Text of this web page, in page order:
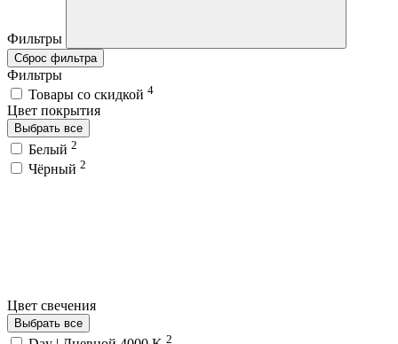
Фильтры
Сброс фильтра
Фильтры
Товары со скидкой 4
Цвет покрытия
Выбрать все
Белый 2
Чёрный 2
Цвет свечения
Выбрать все
2